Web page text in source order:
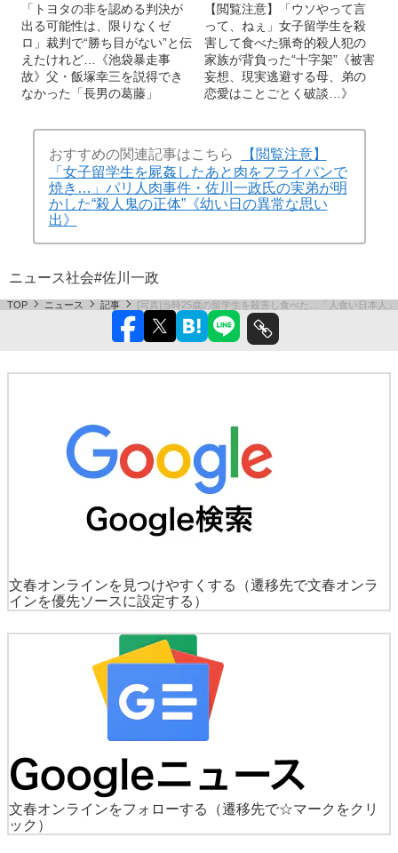
「トヨタの非を認める判決が
出る可能性は、限りなくゼ
ロ」裁判で“勝ち目がない”と伝
えたけれど…《池袋暴走事
故》父・飯塚幸三を説得でき
なかった「長男の葛藤」
【閲覧注意】「ウソやって言
って、ねぇ」女子留学生を殺
害して食べた猟奇的殺人犯の
家族が背負った“十字架”《被害
妄想、現実逃避する母、弟の
恋愛はことごとく破談…》
おすすめの関連記事はこちら
【閲覧注意】
「女子留学生を屍姦したあと肉をフライパンで
焼き…」パリ人肉事件・佐川一政氏の実弟が明
かした“殺人鬼の正体”《幼い日の異常な思い
出》
ニュース社会#佐川一政
TOP ニュース 記事 [写真]当時25歳の留学生を殺害し食べた…「人食い日本人
文春オンラインを見つけやすくする
（遷移先で文春オンラ
インを優先ソースに設定する）
文春オンラインをフォローする
（遷移先で☆マークをクリ
ック）